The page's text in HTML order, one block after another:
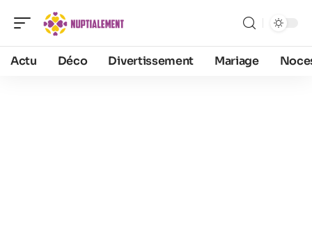
Actu Déco Divertissement Mariage